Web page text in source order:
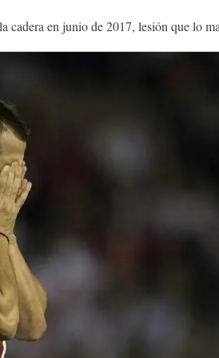
cadera en junio de 2017, lesión que lo